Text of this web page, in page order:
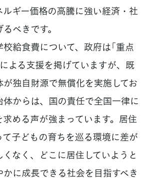
ギー価格の高騰に強い経済・社
べきです。
給食費について、政府は「重点
よる支援を掲げていますが、既
独自財源で無償化を実施してお
体からは、国の責任で全国一律に
める声が強まっています。居住
子どもの育ちを巡る環境に差が
なく、どこに居住していようと
に成長できる社会を目指すべき